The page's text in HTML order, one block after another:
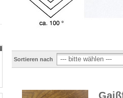
Sortieren nach